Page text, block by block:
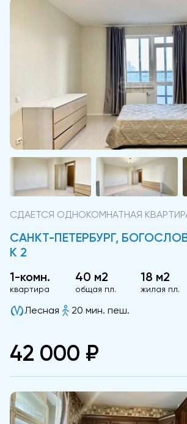
СДАЕТСЯ ОДНОКОМНАТНАЯ
САНКТ-ПЕТЕРБУРГ,
К 2
1-комн.
квартира
40 м2
общая пл.
18 м2
жилая пл.
Лесная 20 мин. пеш.
42 000 ₽